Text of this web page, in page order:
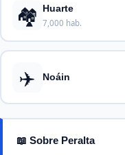
🏘️ Huarte
7,000 hab.
✈️ Noáin
📖 Sobre Peralta